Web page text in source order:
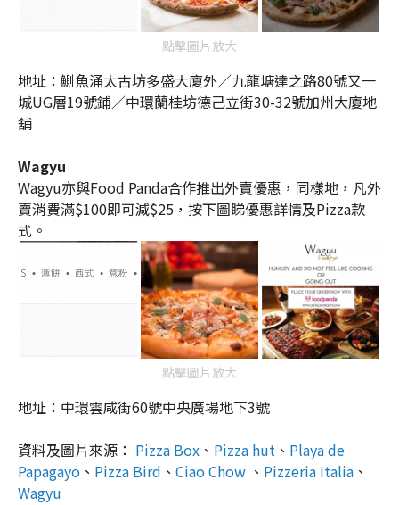
點擊圖片放大
地址： 鰂魚涌太古坊多盛大廈外／九龍塘達之路80號又一
城UG層19號鋪／中環蘭桂坊德己立街30-32號加州大廈地
舖
Wagyu
Wagyu亦與Food Panda合作推出外賣優惠，同樣地，凡外
賣消費滿$100即可減$25，按下圖睇優惠詳情及Pizza款
式。
點擊圖片放大
地址： 中環雲咸街60號中央廣場地下3號
資料及圖片來源： Pizza Box 、 Pizza hut 、 Playa de
Papagayo 、 Pizza Bird 、 Ciao Chow 、 Pizzeria Italia 、
Wagyu